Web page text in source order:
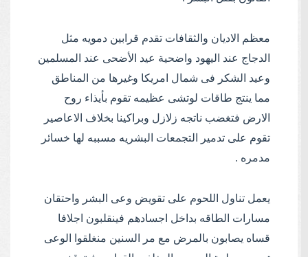
معظم الاديان والثقافات تقدم قرابين دمويه مثل
الدجاج عند اليهود واضحية عيد الأضحى عند المسلمين
وعيد الشكر فى شمال امريكا وغيرها من المناطق
مما ينتج طاقات لوتشى عظيمه تقوم بأيذاء روح
الارض فتغضب ناتجه زلازل وبراكينا بخلاف الاعاصير
تقوم على تدمير التجمعات البشريه مسببه لها خسائر
مدمره .
يعمل تناول اللحوم على تقويض وعى البشر واحتقان
مسارات الطاقه بداخل اجسادهم فينقلبون اجلافا
قساه يصابون بالمرض مع مر السنين منغلقوا الوعى